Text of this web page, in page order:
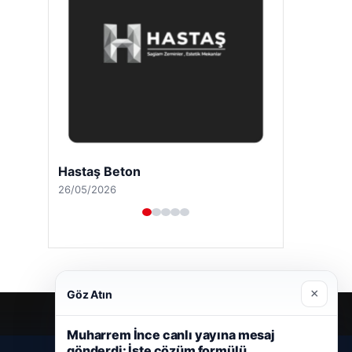
Hastaş Beton
26/05/2026
Göz Atın ×
Muharrem İnce canlı yayına mesaj